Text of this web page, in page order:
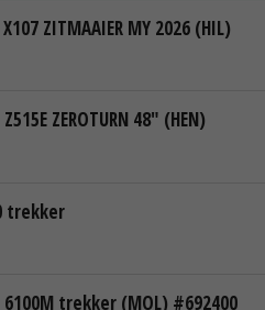
X107 ZITMAAIER MY 2026 (HIL)
ZEROTURN 48" (HEN)
trekker
6100M trekker (MOL) #692400